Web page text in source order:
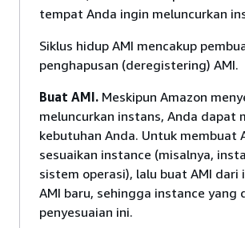
tempat Anda ingin meluncurkan
Siklus hidup AMI mencakup
penghapusan (deregistering) AMI.
Buat AMI. Meskipun Amazon
meluncurkan instans, Anda dapat
kebutuhan Anda. Untuk membuat
sesuaikan instance (misalnya,
sistem operasi), lalu buat AMI
AMI baru, sehingga instance yang
penyesuaian ini.